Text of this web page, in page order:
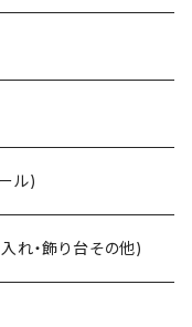
ル)
れ・飾り台その他)